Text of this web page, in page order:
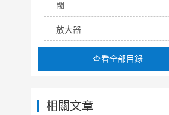
閥
放大器
查看全部目錄
相關文章